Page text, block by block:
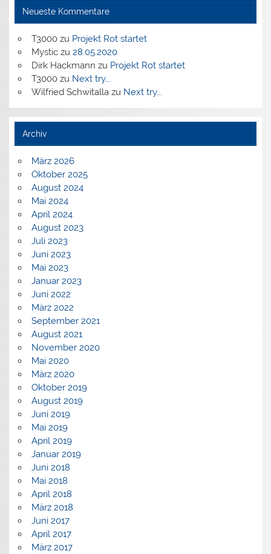
Neueste Kommentare
T3000zu Projekt Rot startet
Mysticzu 28.05.2020
Dirk Hackmann zu Projekt Rot startet
T3000zu Next try….
Wilfried Schwitalla zu Next try….
Archiv
März 2026
Oktober 2025
August 2024
Mai 2024
April 2024
August 2023
Juli 2023
Juni 2023
Mai 2023
Januar 2023
Juni 2022
März 2022
September 2021
August 2021
November 2020
Mai 2020
März 2020
Oktober 2019
August 2019
Juni 2019
Mai 2019
April 2019
Januar 2019
Juni 2018
Mai 2018
April 2018
März 2018
Juni 2017
April 2017
März 2017